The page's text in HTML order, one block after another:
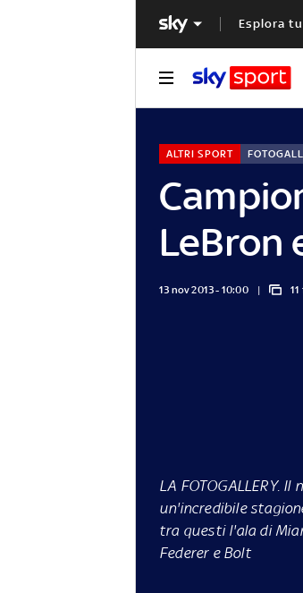
Esplora
LeBron
ALTRI SPORT
13 nov 2013 - 10:00
LA FOTOGALLERY. Il
un'incredibile
tra questi l'ala di
Federer e Bolt